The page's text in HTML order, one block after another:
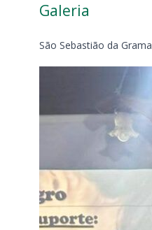
Galeria
São Sebastião da Grama